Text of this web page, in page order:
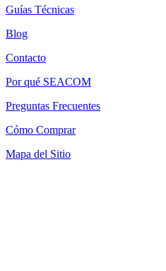
Guías Técnicas
Blog
Contacto
Por qué SEACOM
Preguntas Frecuentes
Cómo Comprar
Mapa del Sitio